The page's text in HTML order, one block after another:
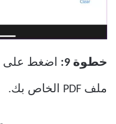
خطوة 9: اضغط على
ملف PDF الخاص بك.